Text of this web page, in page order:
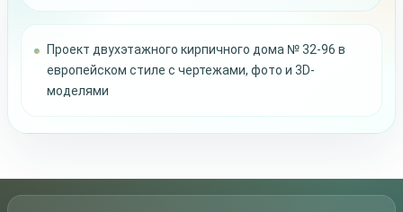
Проект двухэтажного кирпичного дома № 32-96 в
европейском стиле с чертежами, фото и 3D-
моделями